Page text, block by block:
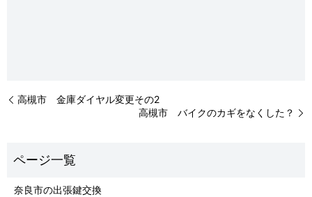
高槻市 金庫ダイヤル変更その2
高槻市 バイクのカギをなくした？
奈良市の出張鍵交換